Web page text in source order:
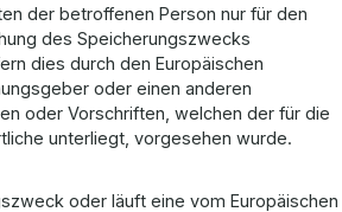
der betroffenen Person nur für den
des Speicherungszwecks
dies durch den Europäischen
oder einen anderen
oder Vorschriften, welchen der für die
unterliegt, vorgesehen wurde.
oder läuft eine vom Europäischen